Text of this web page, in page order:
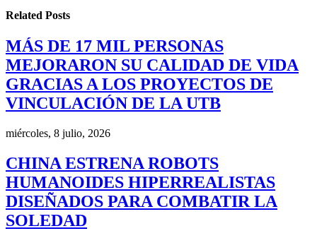
Related Posts
MÁS DE 17 MIL PERSONAS
MEJORARON SU CALIDAD DE VIDA
GRACIAS A LOS PROYECTOS DE
VINCULACIÓN DE LA UTB
miércoles, 8 julio, 2026
CHINA ESTRENA ROBOTS
HUMANOIDES HIPERREALISTAS
DISEÑADOS PARA COMBATIR LA
SOLEDAD